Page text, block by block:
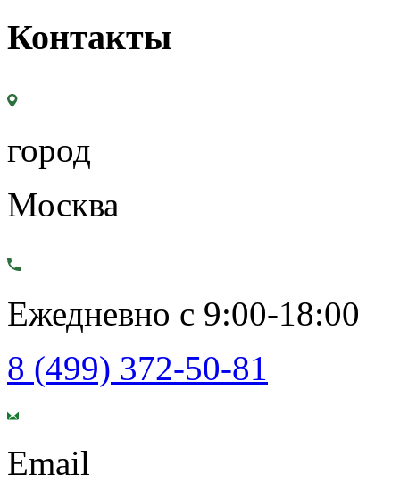
Контакты
город
Москва
Ежедневно с 9:00-18:00
8 (499) 372-50-81
Email